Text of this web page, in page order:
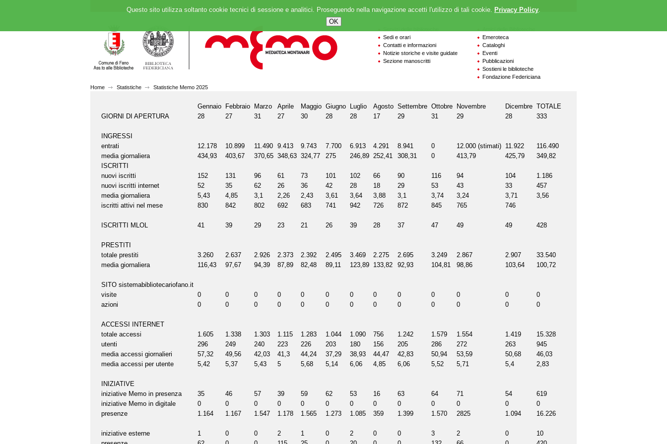
Sedi e orari
Contatti e informazioni
Notizie storiche e visite guidate
Sezione manoscritti
Emeroteca
Cataloghi
Eventi
Pubblicazioni
Sostieni le biblioteche
Fondazione Federiciana
Home
Statistiche Statistiche Memo 2025
Gennaio Febbraio Marzo Aprile Maggio Giugno Luglio Agosto Settembre Ottobre Novembre Dicembre
TOTALE
GIORNI DI APERTURA
28 27 31 27 30 28 28 17 29 31 29 28 333
INGRESSI
entrati
12.178 10.899 11.490 9.413 9.743 7.700 6.913 4.291 8.941 0 12.000 (stimati) 11.922
116.490
media giornaliera
434,93 403,67 370,65 348,63 324,77 275 246,89 252,41 308,31 0 413,79 425,79
349,82
ISCRITTI
nuovi iscritti
152 131 96 61 73 101 102 66 90 116 94 104
1.186
nuovi iscritti internet
52 35 62 26 36 42 28 18 29 53 43 33
457
media giornaliera
5,43 4,85 3,1 2,26 2,43 3,61 3,64 3,88 3,1 3,74 3,24 3,71
3,56
iscritti attivi nel mese
830 842 802 692 683 741 942 726 872 845 765 746
ISCRITTI MLOL 41 39 29 23 21 26 39 28 37 47 49 49 428
PRESTITI
totale prestiti
3.260 2.637 2.926 2.373 2.392 2.495 3.469 2.275 2.695 3.249 2.867 2.907
33.540
media giornaliera
116,43 97,67 94,39 87,89 82,48 89,11 123,89 133,82 92,93 104,81 98,86 103,64 100,72
SITO sistemabibliotecariofano.it
visite
0 0 0 0 0 0 0 0 0 0 0 0
0
azioni
0 0 0 0 0 0 0 0 0 0 0 0 0
ACCESSI INTERNET
totale accessi
1.605 1.338 1.303 1.115 1.283 1.044 1.090 756 1.242 1.579 1.554 1.419
15.328
utenti
296 249 240 223 226 203 180 156 205 286 272 263
945
media accessi giornalieri
57,32 49,56 42,03 41,3 44,24 37,29 38,93 44,47 42,83 50,94 53,59 50,68
46,03
media accessi per utente
5,42 5,37 5,43 5 5,68 5,14 6,06 4,85 6,06 5,52 5,71 5,4 2,83
INIZIATIVE
iniziative Memo in presenza
35 46 57 39 59 62 53 16 63 64 71 54
619
iniziative Memo in digitale
0 0 0 0 0 0 0 0 0 0 0 0
0
presenze
1.164 1.167 1.547 1.178 1.565 1.273 1.085 359 1.399 1.570 2825 1.094 16.226
iniziative esterne 1 0 0 2 1 0 2 0 0 3 2 0
10
Questo sito utilizza soltanto cookie tecnici di sessione e analitici. Proseguendo nella navigazione accetti l'utilizzo di tali cookie. Privacy Policy.